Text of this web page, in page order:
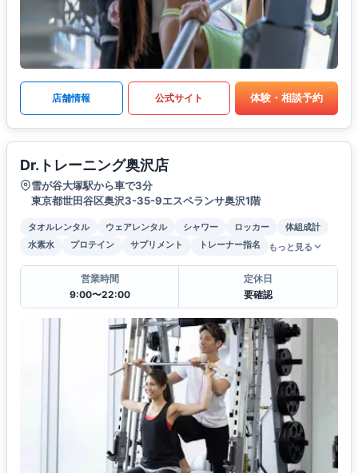
店舗情報 公式サイト 体験・相談予約
Dr.トレーニング奥沢店
雪が谷大塚駅から車で3分
東京都世田谷区奥沢3-35-9エスペランサ奥沢1階
タオルレンタル ウェアレンタル シャワー ロッカー
体組成計
水素水
プロテイン サプリメント トレーナー指名 もっと見る
営業時間
9:00〜22:00
定休日
要確認